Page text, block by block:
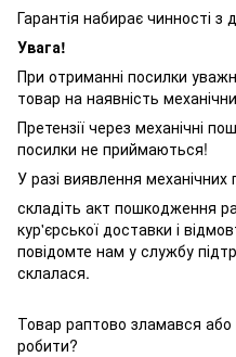
Гарантія набирає чинності з
Увага!
При отриманні посилки
товар на наявність
Претензії через механічні
посилки не приймаються!
У разі виявлення
складіть акт пошкодження
кур'єрської доставки і
повідомте нам у службу
склалася.
Товар раптово зламався
робити?